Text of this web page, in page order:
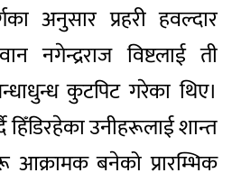
अनुसार प्रहरी हवल्दार
नगेन्द्रराज विष्टलाई ती
कुटपिट गरेका थिए।
हिँडिरहेका उनीहरूलाई शान्त
आक्रामक बनेको प्रारम्भिक